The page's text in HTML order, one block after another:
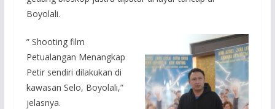
Boyolali.
” Shooting film
Petualangan Menangkap
Petir sendiri dilakukan di
kawasan Selo, Boyolali,”
jelasnya.